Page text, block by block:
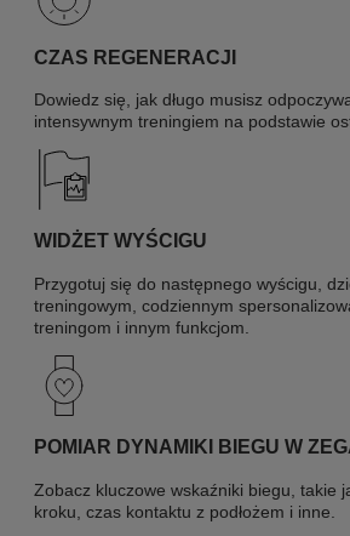
CZAS REGENERACJI
Dowiedz się, jak długo musisz
intensywnym treningiem na podstawie
WIDŻET WYŚCIGU
Przygotuj się do następnego wyścigu,
treningowym, codziennym
treningom i innym funkcjom.
POMIAR DYNAMIKI BIEGU W
Zobacz kluczowe wskaźniki biegu, takie
kroku, czas kontaktu z podłożem i inne.